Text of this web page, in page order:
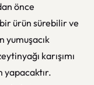
önce
ürün sürebilir ve
yumuşacık
karışımı
yapacaktır.